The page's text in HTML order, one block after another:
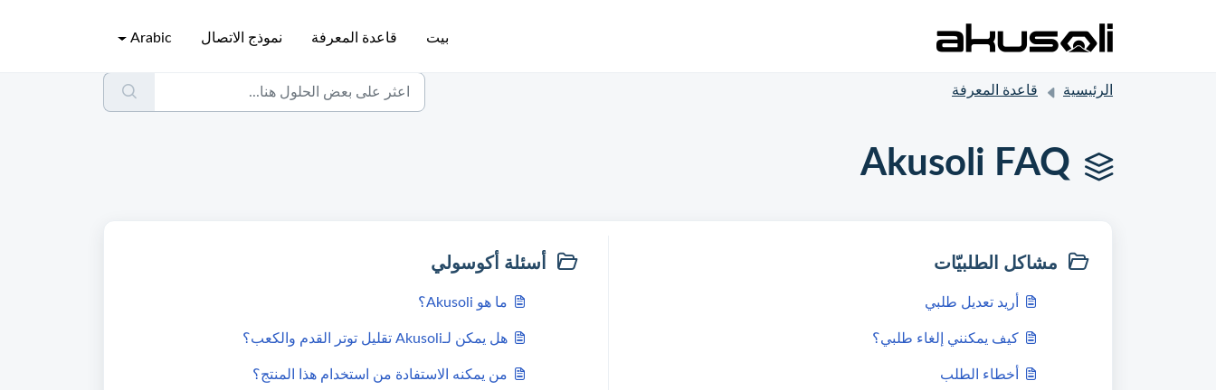
بيت قاعدة المعرفة نموذج الاتصال Arabic
الرئيسية قاعدة المعرفة
Akusoli FAQ
مشاكل الطلبيّات
أريد تعديل طلبي
كيف يمكنني إلغاء طلبي؟
أخطاء الطلب
أسئلة أكوسولي
ما هو Akusoli؟
هل يمكن لـAkusoli تقليل توتر القدم والكعب؟
من يمكنه الاستفادة من استخدام هذا المنتج؟